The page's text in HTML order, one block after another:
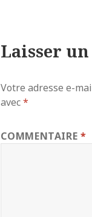
Laisser
Votre adresse e-
avec*
COMMENTAIRE*